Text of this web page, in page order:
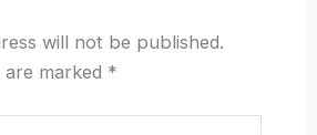
will not be published.
are marked *